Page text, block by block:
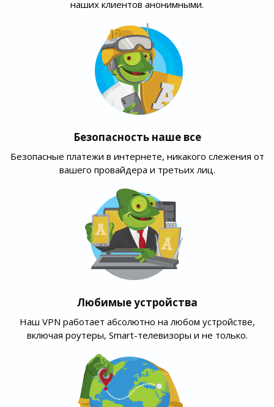
наших клиентов анонимными.
Безопасность наше все
Безопасные платежи в интернете, никакого слежения от
вашего провайдера и третьих лиц.
Любимые устройства
Наш VPN работает абсолютно на любом устройстве,
включая роутеры, Smart-телевизоры и не только.